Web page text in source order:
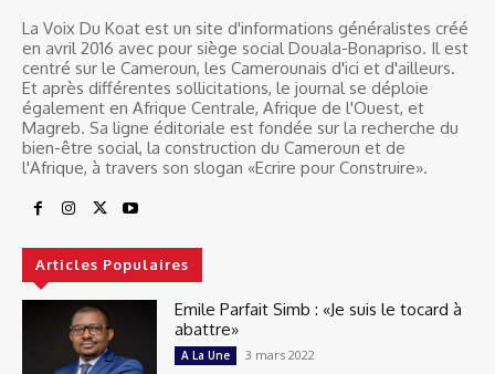
La Voix Du Koat est un site d'informations généralistes créé
en avril 2016 avec pour siège social Douala-Bonapriso. Il est
centré sur le Cameroun, les Camerounais d'ici et d'ailleurs.
Et après différentes sollicitations, le journal se déploie
également en Afrique Centrale, Afrique de l'Ouest, et
Magreb. Sa ligne éditoriale est fondée sur la recherche du
bien-être social, la construction du Cameroun et de
l'Afrique, à travers son slogan «Ecrire pour Construire».
Articles Populaires
Emile Parfait Simb : «Je suis le tocard à
abattre»
A La Une 3 mars 2022